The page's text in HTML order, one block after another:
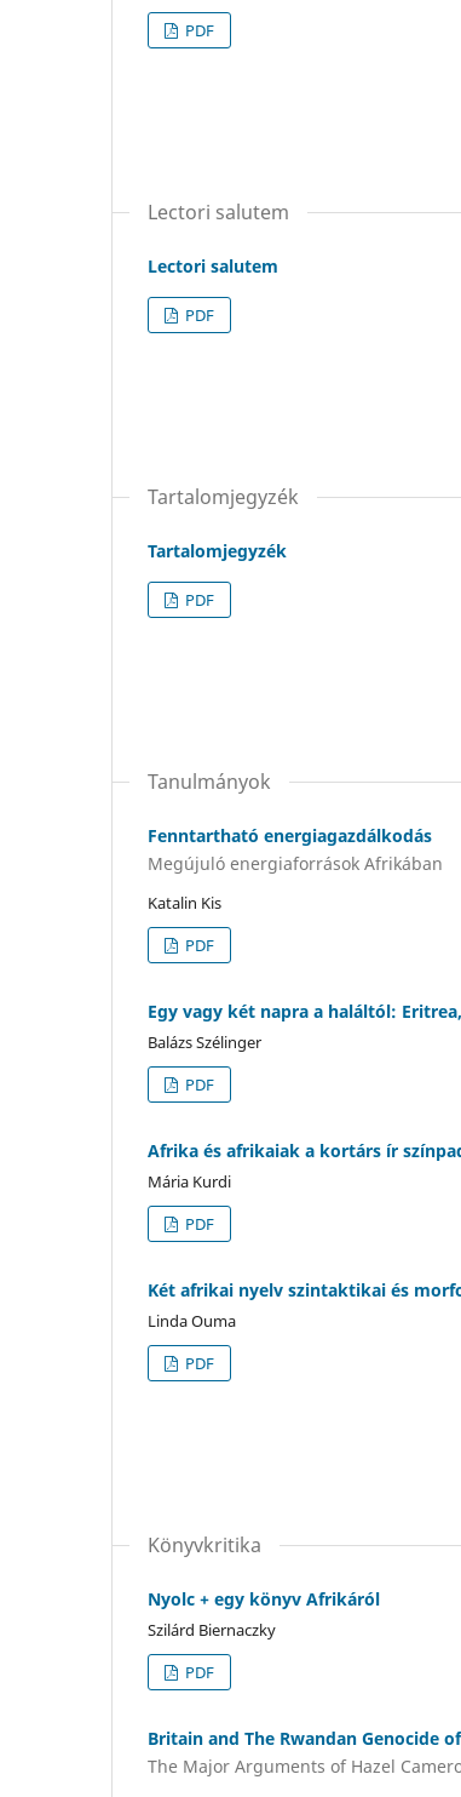
PDF
Lectori salutem
Lectori salutem
PDF
Tartalomjegyzék
Tartalomjegyzék
PDF
Tanulmányok
Fenntartható energiagazdálkodás
Megújuló energiaforrások Afrikában
Katalin Kis
PDF
Egy vagy két napra a haláltól:
Balázs Szélinger
PDF
Afrika és afrikaiak a kortárs ír
Mária Kurdi
PDF
Két afrikai nyelv szintaktikai és
Linda Ouma
PDF
Könyvkritika
Nyolc + egy könyv Afrikáról
Szilárd Biernaczky
PDF
Britain and The Rwandan Genocide
The Major Arguments of Hazel